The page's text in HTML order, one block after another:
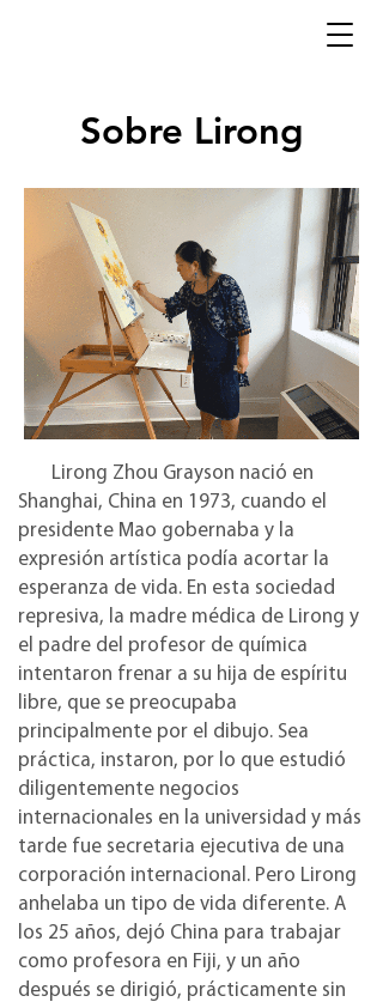
Sobre Lirong
Lirong Zhou Grayson nació en
Shanghai, China en 1973, cuando el
presidente Mao gobernaba y la
expresión artística podía acortar la
esperanza de vida. En esta sociedad
represiva, la madre médica de Lirong y
el padre del profesor de química
intentaron frenar a su hija de espíritu
libre, que se preocupaba
principalmente por el dibujo. Sea
práctica, instaron, por lo que estudió
diligentemente negocios
internacionales en la universidad y más
tarde fue secretaria ejecutiva de una
corporación internacional. Pero Lirong
anhelaba un tipo de vida diferente. A
los 25 años, dejó China para trabajar
como profesora en Fiji, y un año
después se dirigió, prácticamente sin